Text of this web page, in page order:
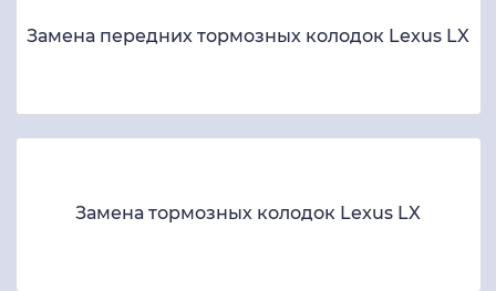
Замена передних тормозных колодок Lexus LX
Замена тормозных колодок Lexus LX